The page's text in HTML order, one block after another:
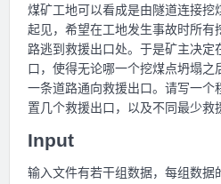
煤矿工地可以看成是由隧道连接挖
起见，希望在工地发生事故时所有
路逃到救援出口处。于是矿主决定
口，使得无论哪一个挖煤点坍塌之
一条道路通向救援出口。请写一个
置几个救援出口，以及不同最少救
Input
输入文件有若干组数据，每组数据